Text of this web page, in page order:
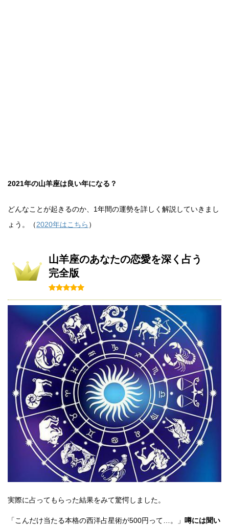
2021年の山羊座は良い年になる？
どんなことが起きるのか、1年間の運勢を詳しく解説していきまし
ょう。（2020年はこちら ）
山羊座のあなたの恋愛を深く占う
完全版
実際に占ってもらった結果をみて驚愕しました。
「こんだけ当たる本格の西洋占星術が500円って…。」 噂には聞い